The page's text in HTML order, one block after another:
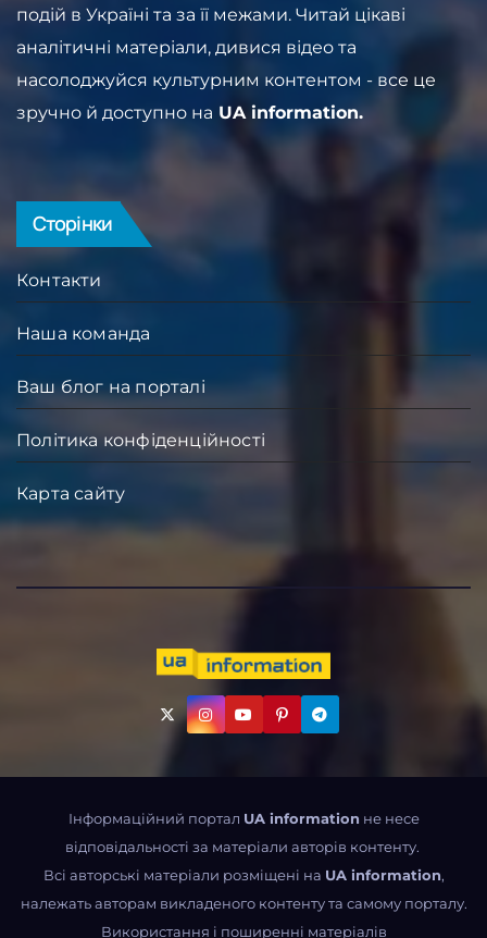
подій в Україні та за її межами. Читай цікаві
аналітичні матеріали, дивися відео та
насолоджуйся культурним контентом - все це
зручно й доступно на UA information.
Сторінки
Контакти
Наша команда
Ваш блог на порталі
Політика конфіденційності
Карта сайту
Інформаційний портал UA information не несе
відповідальності за матеріали авторів контенту.
Всі авторські матеріали розміщені на UA information,
належать авторам викладеного контенту та самому порталу.
Використання і поширенні матеріалів